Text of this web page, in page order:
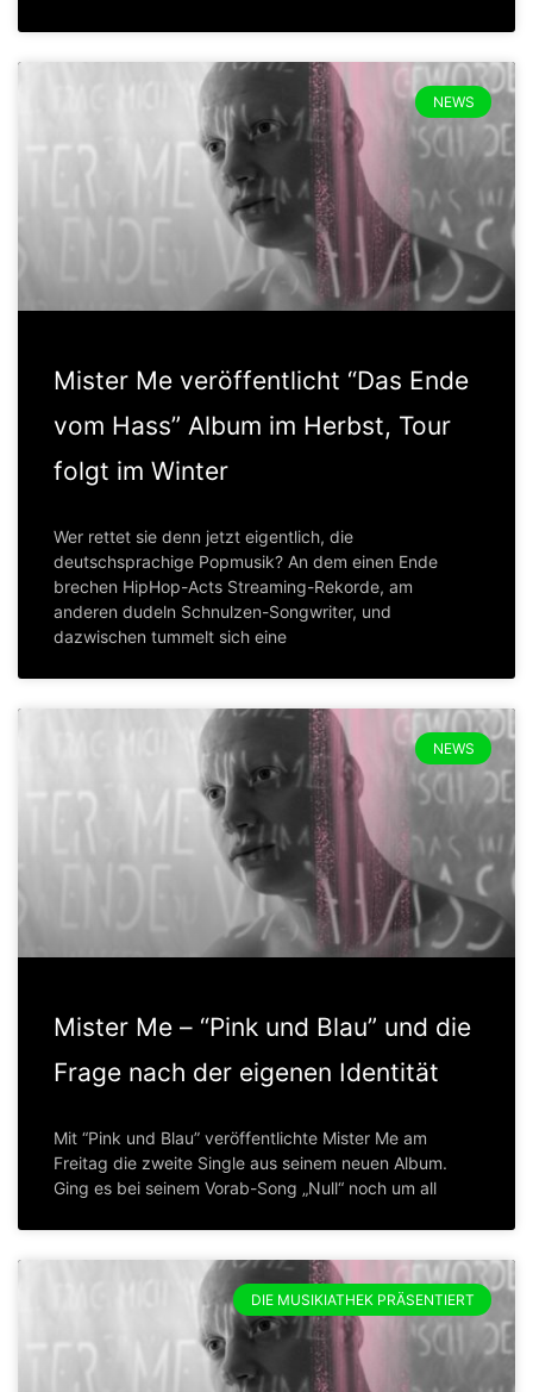
NEWS
Mister Me veröffentlicht “Das Ende
vom Hass” Album im Herbst, Tour
folgt im Winter
Wer rettet sie denn jetzt eigentlich, die
deutschsprachige Popmusik? An dem einen Ende
brechen HipHop-Acts Streaming-Rekorde, am
anderen dudeln Schnulzen-Songwriter, und
dazwischen tummelt sich eine
NEWS
Mister Me – “Pink und Blau” und die
Frage nach der eigenen Identität
Mit “Pink und Blau” veröffentlichte Mister Me am
Freitag die zweite Single aus seinem neuen Album.
Ging es bei seinem Vorab-Song „Null“ noch um all
DIE MUSIKIATHEK PRÄSENTIERT